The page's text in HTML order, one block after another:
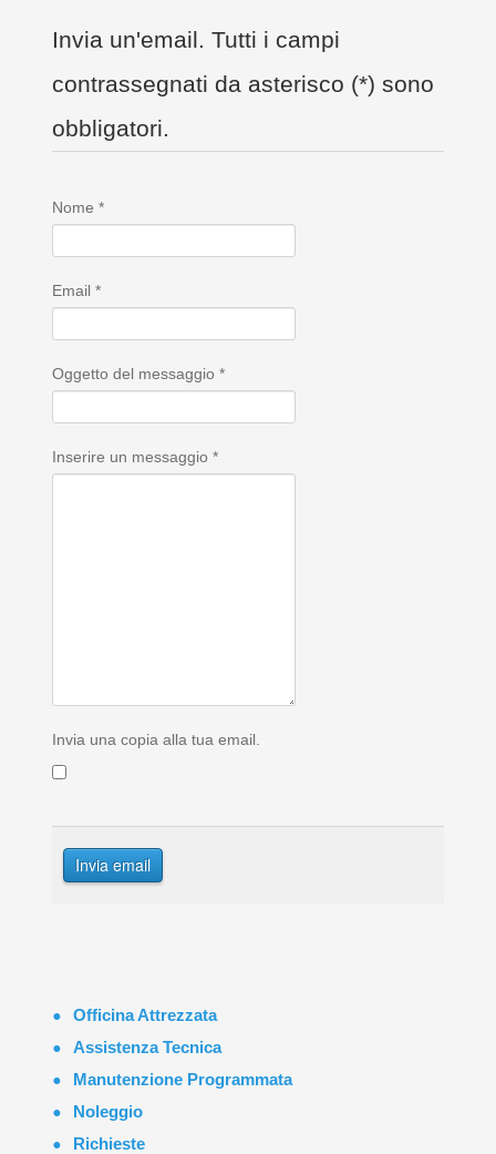
Invia un'email. Tutti i campi
contrassegnati da asterisco (*) sono
obbligatori.
Nome *
Email*
Oggetto del messaggio*
Inserire un messaggio*
Invia una copia alla tua email.
Invia email
Officina Attrezzata
Assistenza Tecnica
Manutenzione Programmata
Noleggio
Richieste